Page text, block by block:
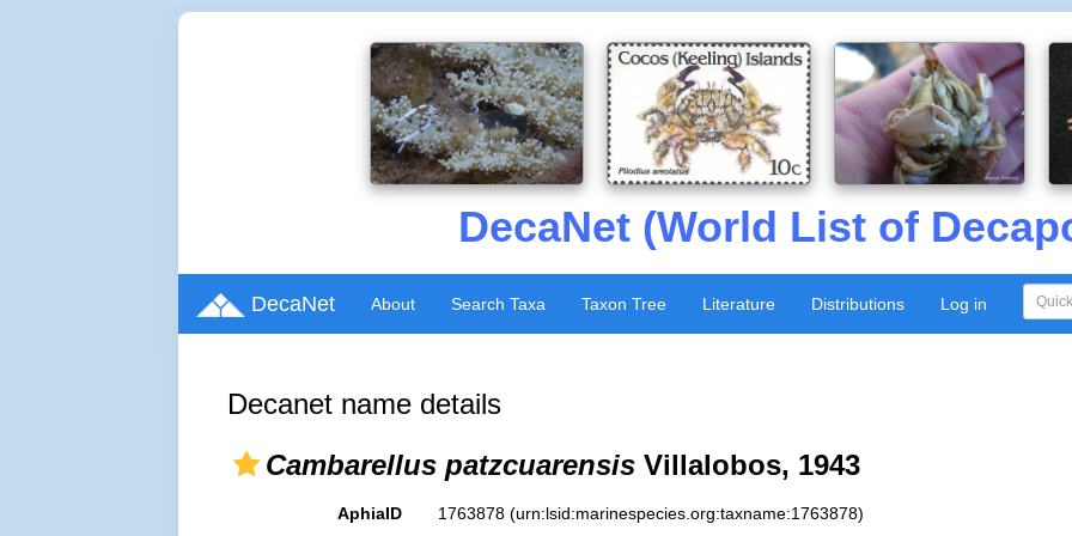
DecaNet (World List of
DecaNet About Search Taxa Taxon Tree Literature Distributions Log in
Decanet name details
Cambarellus patzcuarensis Villalobos, 1943
AphiaID 1763878 (urn:lsid:marinespecies.org:taxname:1763878)